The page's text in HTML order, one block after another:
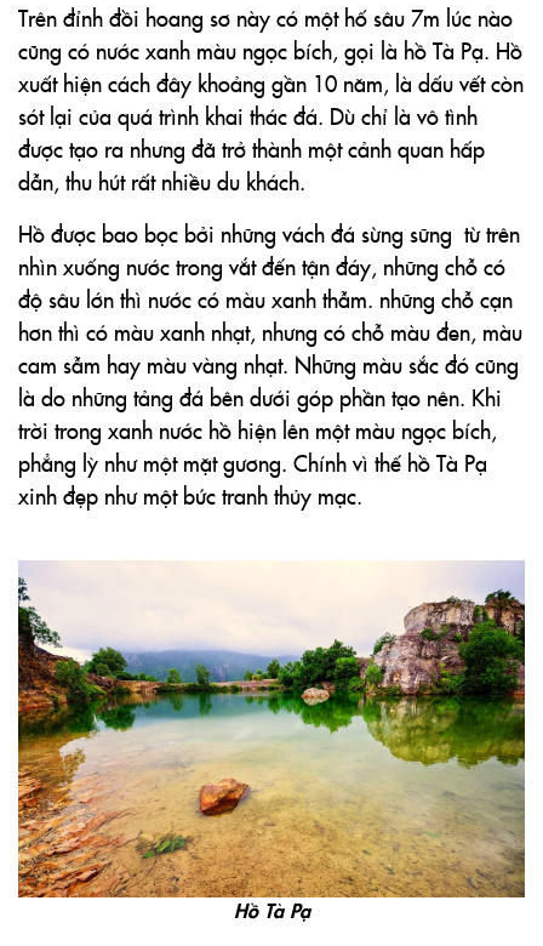
Trên đỉnh đồi hoang sơ này có một hố sâu 7m lúc nào
cũng có nước xanh màu ngọc bích, gọi là hồ Tà Pạ. Hồ
xuất hiện cách đây khoảng gần 10 năm, là dấu vết còn
sót lại của quá trình khai thác đá. Dù chỉ là vô tình
được tạo ra nhưng đã trở thành một cảnh quan hấp
dẫn, thu hút rất nhiều du khách.
Hồ được bao bọc bởi những vách đá sừng sững từ trên
nhìn xuống nước trong vắt đến tận đáy, những chỗ có
độ sâu lớn thì nước có màu xanh thẫm. những chỗ cạn
hơn thì có màu xanh nhạt, nhưng có chỗ màu đen, màu
cam sẫm hay màu vàng nhạt. Những màu sắc đó cũng
là do những tảng đá bên dưới góp phần tạo nên. Khi
trời trong xanh nước hồ hiện lên một màu ngọc bích,
phẳng lỳ như một mặt gương. Chính vì thế hồ Tà Pạ
xinh đẹp như một bức tranh thủy mạc.
Hồ Tà Pạ